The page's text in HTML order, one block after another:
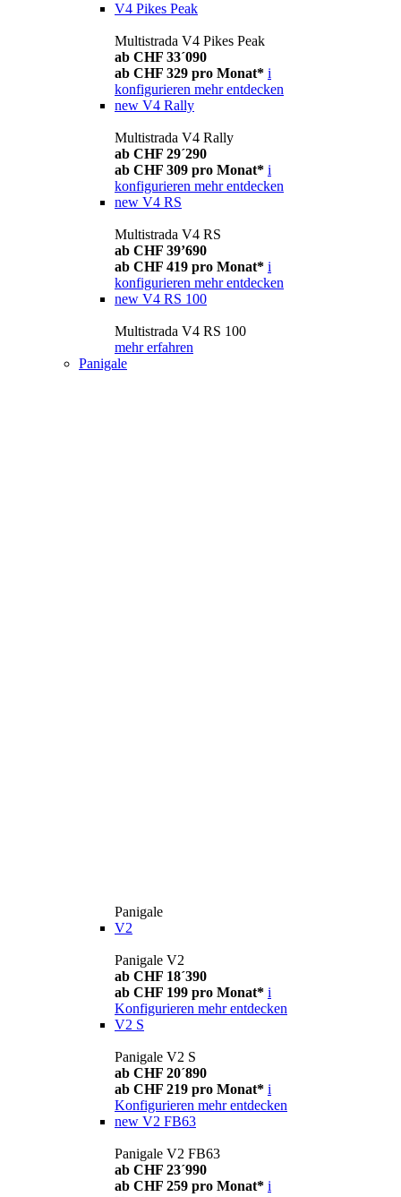
V4 Pikes Peak
Multistrada V4 Pikes Peak
ab CHF 33´090
ab CHF 329 pro Monat* i
konfigurieren mehr entdecken
new V4 Rally
Multistrada V4 Rally
ab CHF 29´290
ab CHF 309 pro Monat* i
konfigurieren mehr entdecken
new V4 RS
Multistrada V4 RS
ab CHF 39’690
ab CHF 419 pro Monat* i
konfigurieren mehr entdecken
new V4 RS 100
Multistrada V4 RS 100
mehr erfahren
Panigale
Panigale
V2
Panigale V2
ab CHF 18´390
ab CHF 199 pro Monat* i
Konfigurieren mehr entdecken
V2 S
Panigale V2 S
ab CHF 20´890
ab CHF 219 pro Monat* i
Konfigurieren mehr entdecken
new V2 FB63
Panigale V2 FB63
ab CHF 23´990
ab CHF 259 pro Monat* i